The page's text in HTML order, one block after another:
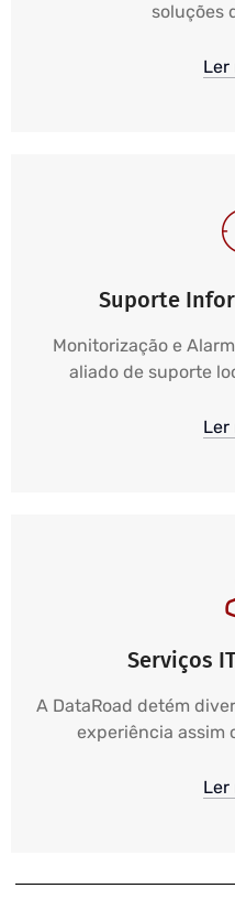
soluções
Ler
Suporte
Monitorização e
aliado de suporte
Ler
Serviços
A DataRoad detém
experiência assim
Ler